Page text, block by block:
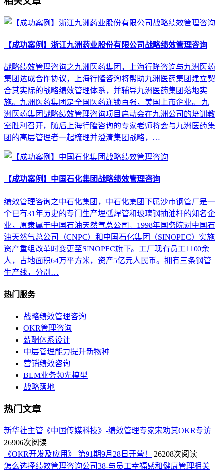
【成功案例】浙江九洲药业股份有限公司战略绩效管理咨询
战略绩效管理咨询之九洲医药集团，上海行隆咨询与九洲医药
集团达成合作协议，上海行隆咨询将帮助九洲医药集团建立契
合其实际的战略绩效管理体系，并辅导九洲医药集团落地实
施。九洲医药集团是全国医药连锁百强，美国上市企业。 九
洲医药集团战略绩效管理咨询项目启动会在九洲公司的培训教
室胜利召开，随后上海行隆咨询的专家老师将会与九洲医药集
团的高层管理者一起梳理并澄清集团战略，…
【成功案例】中国石化集团战略绩效管理咨询
绩效管理咨询之中石化集团，中石化集团下属沙市钢管厂是一
个已有31年历史的专门生产埋弧焊管和玻璃钢抽油杆的知名企
业，原隶属于中国石油天然气总公司，1998年国务院对中国石
油天然气总公司（CNPC）和中国石化集团（SINOPEC）实施
资产重组改革时变更至SINOPEC旗下。工厂现有员工1100余
人，占地面积64万平方米，资产5亿元人民币。拥有三条钢管
生产线，分别…
热门服务
战略绩效管理咨询
OKR管理咨询
薪酬体系设计
中层管理能力提升新物种
营销绩效咨询
BLM业务领先模型
战略落地
热门文章
新华社主管《中国传媒科技》-绩效管理专家宋劝其OKR专访
26906次阅读
《OKR开发及应用》 第91期9月28日开营！
26208次阅读
怎么选择绩效管理咨询公司38-与员工幸福感和健康管理相关